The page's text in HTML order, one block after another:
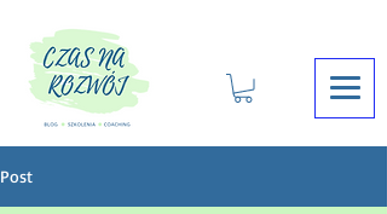
Post